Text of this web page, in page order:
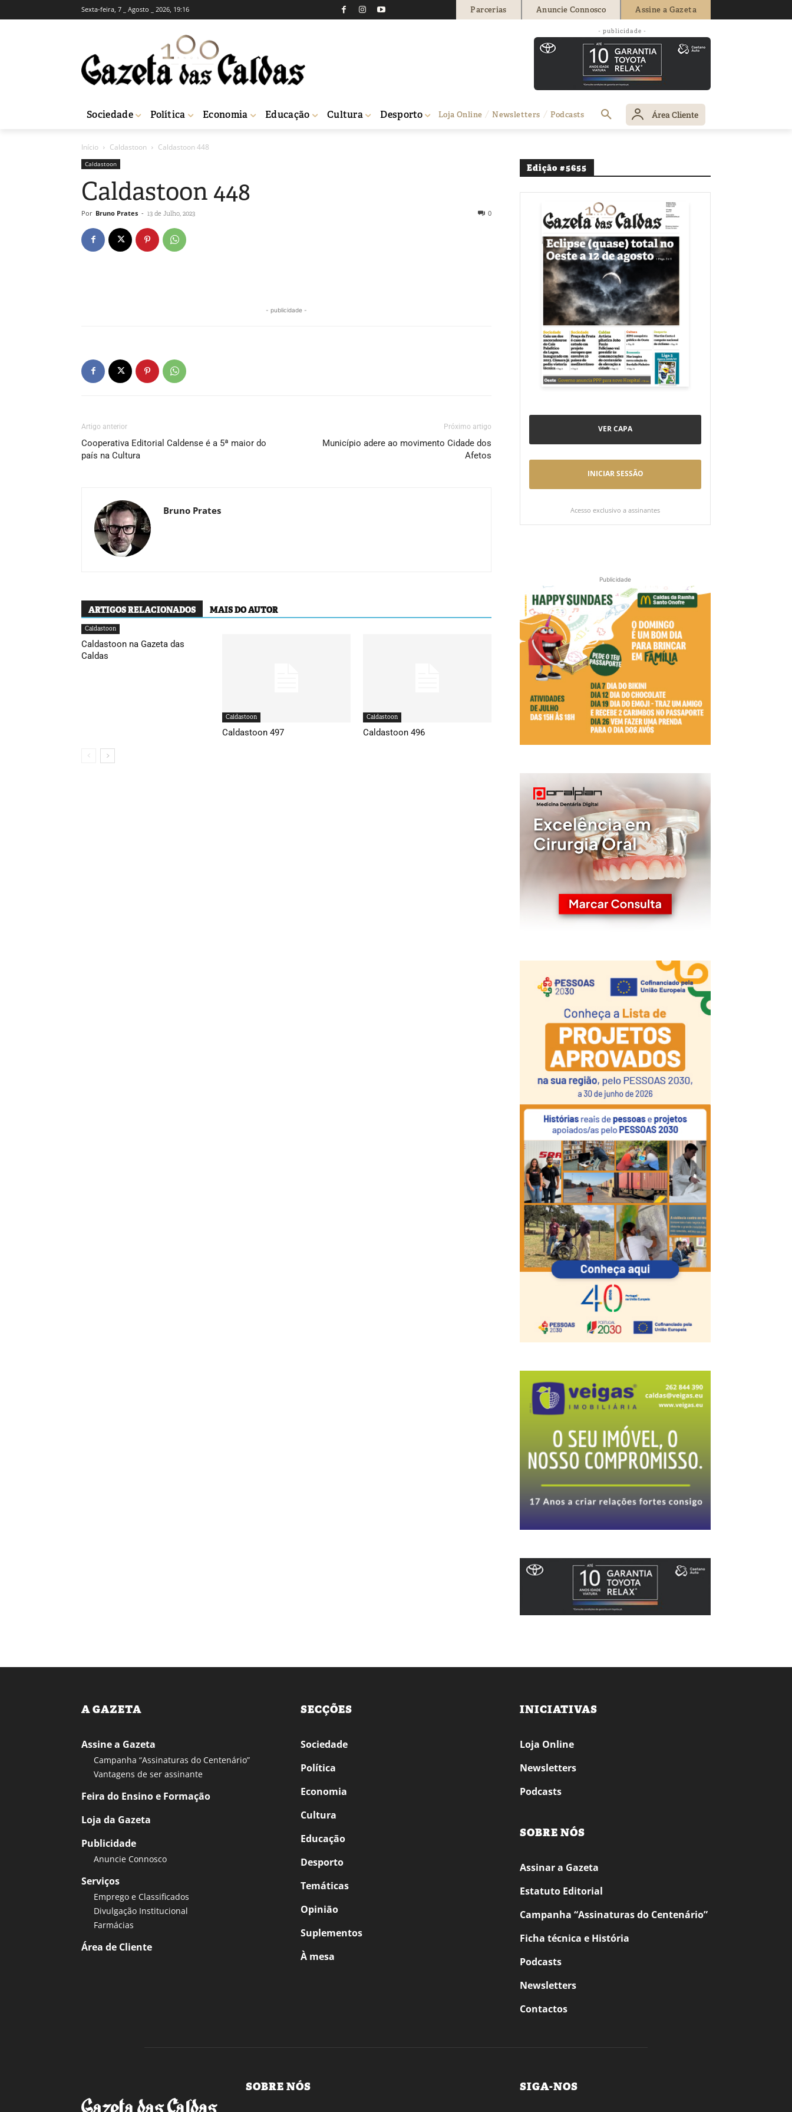
Sexta-feira, 7 _ Agosto _ 2026, 19:16 Parcerias Anuncie Connosco Assine a Gazeta
- publicidade -
Sociedade Política Economia Educação Cultura Desporto Loja Online Newsletters Podcasts Área Cliente
Início Caldastoon Caldastoon 448
Caldastoon
Caldastoon 448
Por Bruno Prates - 13 de Julho, 2023 0
- publicidade -
Artigo anterior
Cooperativa Editorial Caldense é a 5ª maior do
país na Cultura
Próximo artigo
Município adere ao movimento Cidade dos
Afetos
Bruno Prates
ARTIGOS RELACIONADOS MAIS DO AUTOR
Caldastoon
Caldastoon na Gazeta das
Caldas
Caldastoon
Caldastoon 497
Caldastoon
Caldastoon 496
Edição #5655
VER CAPA
INICIAR SESSÃO
Acesso exclusivo a assinantes
Publicidade
A GAZETA
Assine a Gazeta
Campanha “Assinaturas do Centenário”
Vantagens de ser assinante
Feira do Ensino e Formação
Loja da Gazeta
Publicidade
Anuncie Connosco
Serviços
Emprego e Classificados
Divulgação Institucional
Farmácias
Área de Cliente
SECÇÕES
Sociedade
Política
Economia
Cultura
Educação
Desporto
Temáticas
Opinião
Suplementos
À mesa
INICIATIVAS
Loja Online
Newsletters
Podcasts
SOBRE NÓS
Assinar a Gazeta
Estatuto Editorial
Campanha “Assinaturas do Centenário”
Ficha técnica e História
Podcasts
Newsletters
Contactos
SOBRE NÓS SIGA-NOS